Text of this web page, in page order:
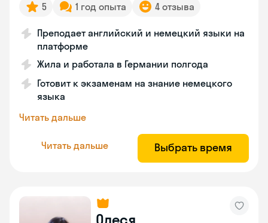
5 1 год опыта 4 отзыва
Преподает английский и немецкий языки на
платформе
Жила и работала в Германии полгода
Готовит к экзаменам на знание немецкого
языка
Читать дальше
Читать дальше Выбрать время
Олеся